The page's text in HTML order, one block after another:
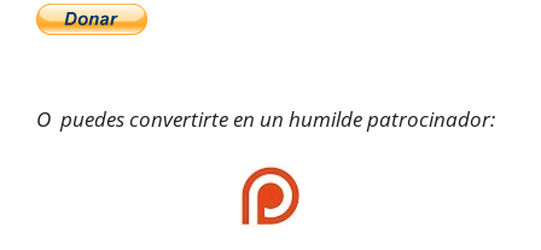
O puedes convertirte en un humilde patrocinador: